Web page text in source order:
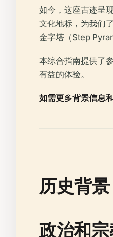
如今，这座古迹呈
文化地标，为我们
金字塔（Step
本综合指南提供了
有益的体验。
如需更多背景信息
历史背
政治和